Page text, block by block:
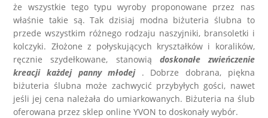
RODONIT
TYGRYSIE OKO
że wszystkie tego typu wyroby proponowane przez nas
właśnie takie są. Tak dzisiaj modna biżuteria ślubna to
przede wszystkim różnego rodzaju naszyjniki, bransoletki i
kolczyki. Złożone z połyskujących kryształków i koralików,
ręcznie szydełkowane, stanowią doskonałe zwieńczenie
kreacji każdej panny młodej. Dobrze dobrana, piękna
biżuteria ślubna może zachwycić przybyłych gości, nawet
jeśli jej cena należała do umiarkowanych. Biżuteria na ślub
oferowana przez sklep online YVON to doskonały wybór.